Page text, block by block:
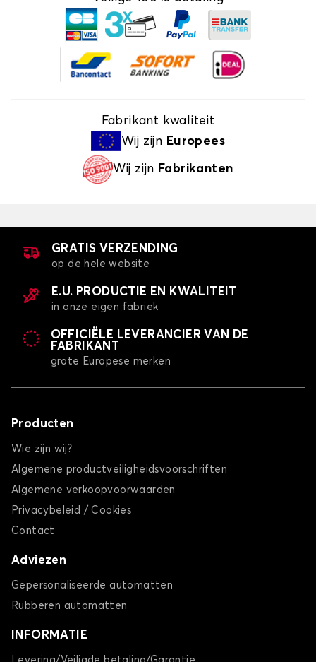
Fabrikant kwaliteit
Wij zijn Europees
Wij zijn Fabrikanten
GRATIS VERZENDING
op de hele website
E.U. PRODUCTIE EN KWALITEIT
in onze eigen fabriek
OFFICIËLE LEVERANCIER VAN DE
FABRIKANT
grote Europese merken
Producten
Wie zijn wij?
Algemene productveiligheidsvoorschriften
Algemene verkoopvoorwaarden
Privacybeleid / Cookies
Contact
Adviezen
Gepersonaliseerde automatten
Rubberen automatten
INFORMATIE